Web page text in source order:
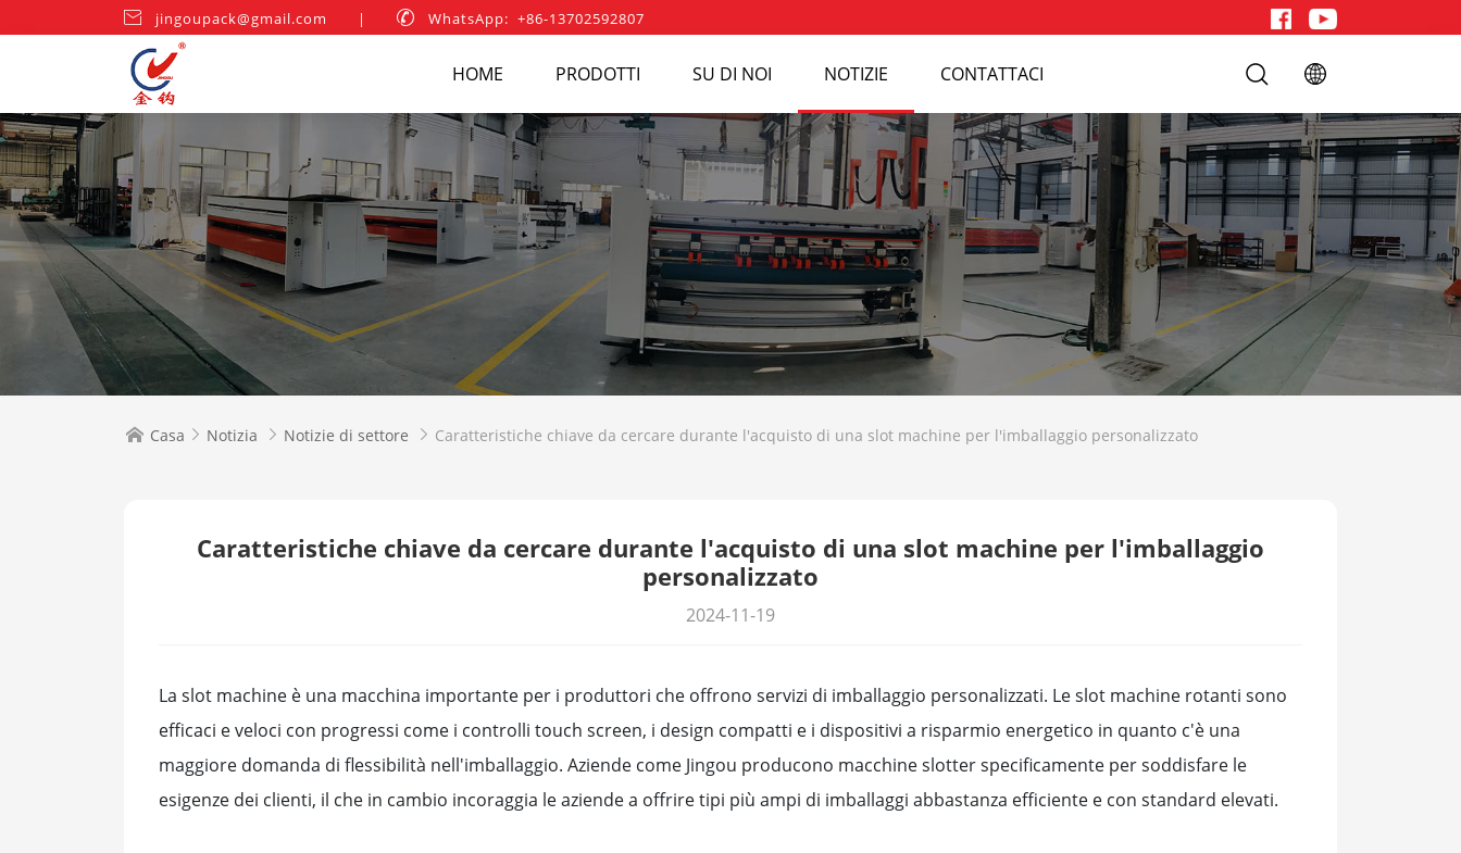
 jingoupack@gmail.com |  WhatsApp: +86-13702592807
HOME PRODOTTI SU DI NOI NOTIZIE CONTATTACI
 Casa  Notizia  Notizie di settore  Caratteristiche chiave da cercare durante l'acquisto di una slot machine per l'imballaggio personalizzato
Caratteristiche chiave da cercare durante l'acquisto di una slot machine per l'imballaggio
personalizzato
2024-11-19
La slot machine è una macchina importante per i produttori che offrono servizi di imballaggio personalizzati. Le slot machine rotanti sono
efficaci e veloci con progressi come i controlli touch screen, i design compatti e i dispositivi a risparmio energetico in quanto c'è una
maggiore domanda di flessibilità nell'imballaggio. Aziende come Jingou producono macchine slotter specificamente per soddisfare le
esigenze dei clienti, il che in cambio incoraggia le aziende a offrire tipi più ampi di imballaggi abbastanza efficiente e con standard elevati.